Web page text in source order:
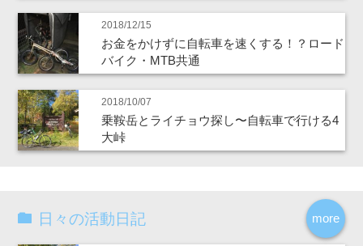
2018/12/15
お金をかけずに自転車を速くする！？ロード
バイク・MTB共通
2018/10/07
乗鞍岳とライチョウ探し〜自転車で行ける4
大峠
more
日々の活動日記